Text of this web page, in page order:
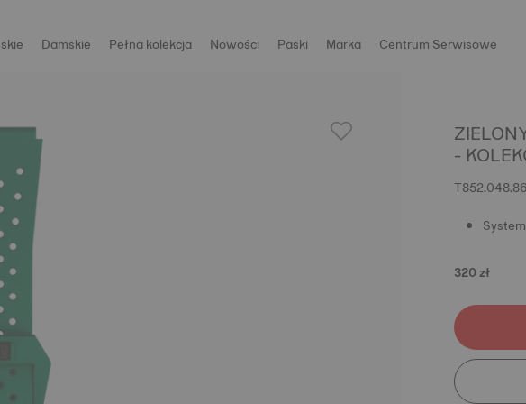
Damskie Pełna kolekcja Nowości Paski Marka Centrum Serwisowe
-
320 zł